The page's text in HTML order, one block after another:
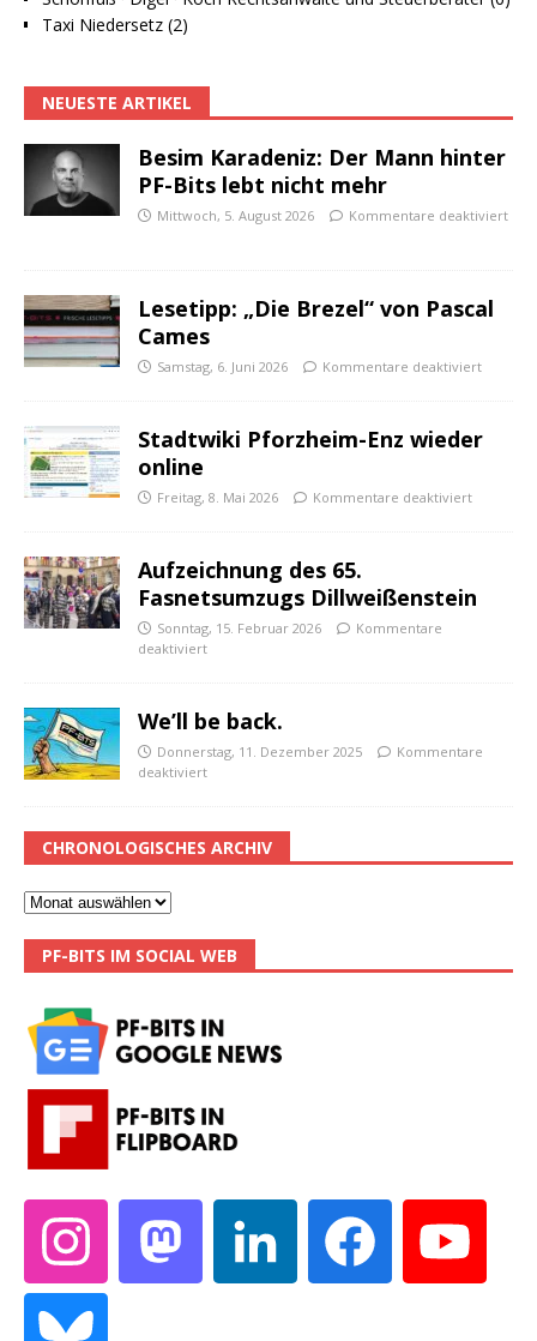
Taxi Niedersetz (2)
NEUESTE ARTIKEL
Besim Karadeniz: Der Mann hinter
PF-Bits lebt nicht mehr
Mittwoch, 5. August 2026 Kommentare deaktiviert
Lesetipp: „Die Brezel“ von Pascal
Cames
Samstag, 6. Juni 2026 Kommentare deaktiviert
Stadtwiki Pforzheim-Enz wieder
online
Freitag, 8. Mai 2026 Kommentare deaktiviert
Aufzeichnung des 65.
Fasnetsumzugs Dillweißenstein
Sonntag, 15. Februar 2026
Kommentare
deaktiviert
We’ll be back.
Donnerstag, 11. Dezember 2025
Kommentare
deaktiviert
CHRONOLOGISCHES ARCHIV
PF-BITS IM SOCIAL WEB